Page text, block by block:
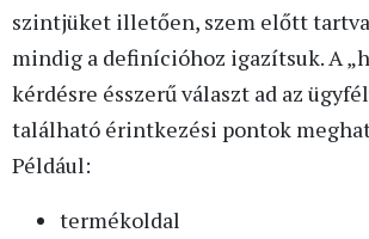
szintjüket illetően, szem előtt
mindig a definícióhoz igazítsuk. A
kérdésre ésszerű választ ad az
található érintkezési pontok
Például:
termékoldal